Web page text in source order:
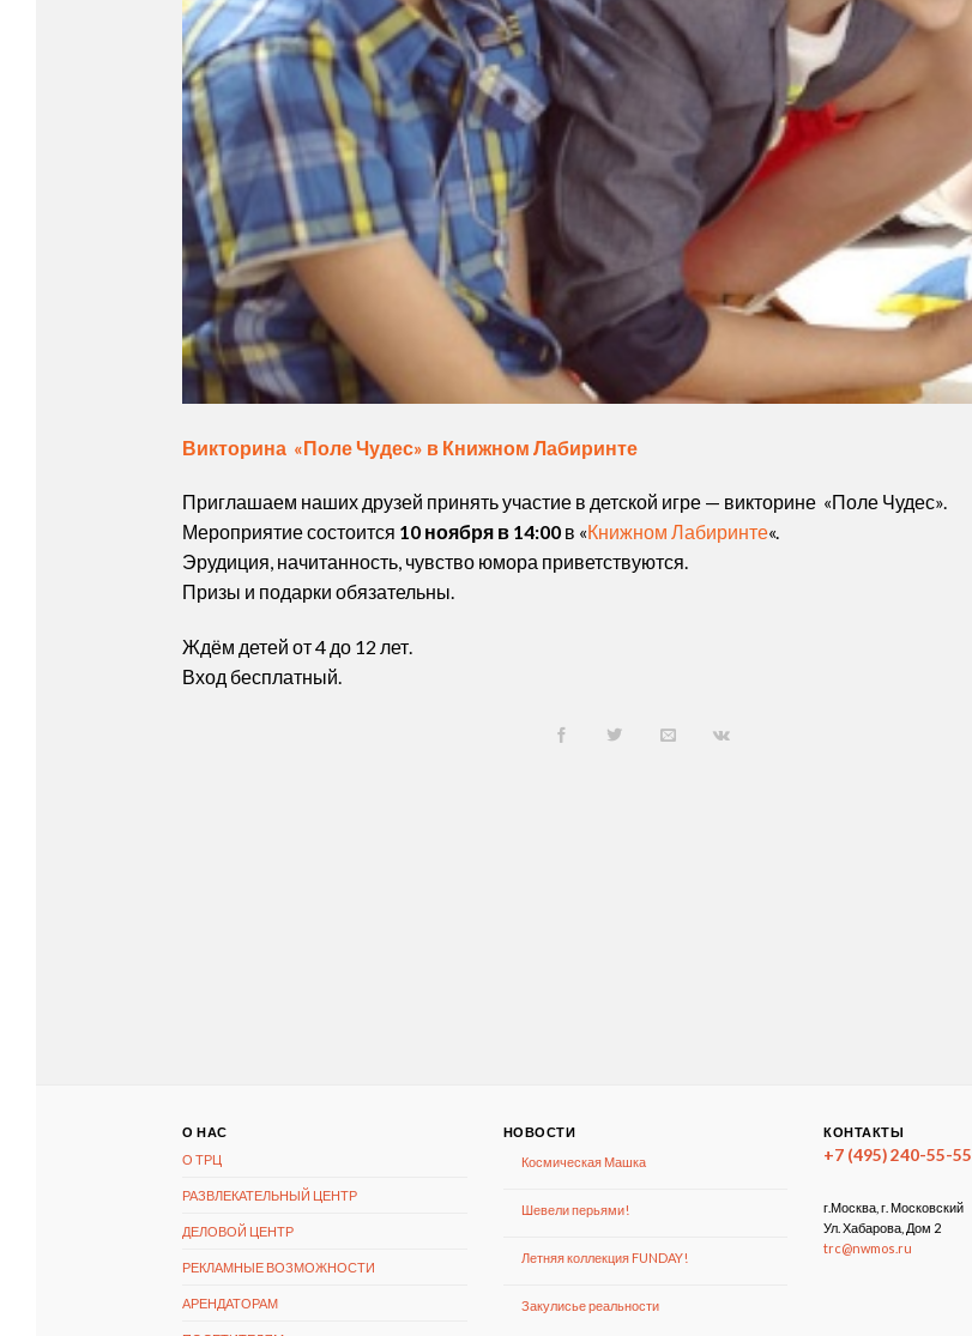
Викторина «Поле Чудес» в Книжном Лабиринте
Приглашаем наших друзей принять участие в детской игре — викторине «Поле Чудес».
Мероприятие состоится 10 ноября в 14:00 в «Книжном Лабиринте«.
Эрудиция, начитанность, чувство юмора приветствуются.
Призы и подарки обязательны.
Ждём детей от 4 до 12 лет.
Вход бесплатный.
О НАС
О ТРЦ
РАЗВЛЕКАТЕЛЬНЫЙ ЦЕНТР
ДЕЛОВОЙ ЦЕНТР
РЕКЛАМНЫЕ ВОЗМОЖНОСТИ
АРЕНДАТОРАМ
НОВОСТИ
Космическая Машка
Шевели перьями!
Летняя коллекция FUNDAY!
Закулисье реальности
КОНТАКТЫ
+7 (495) 240-55-55
г.Москва, г. Московский
Ул. Хабарова, Дом 2
trc@nwmos.ru